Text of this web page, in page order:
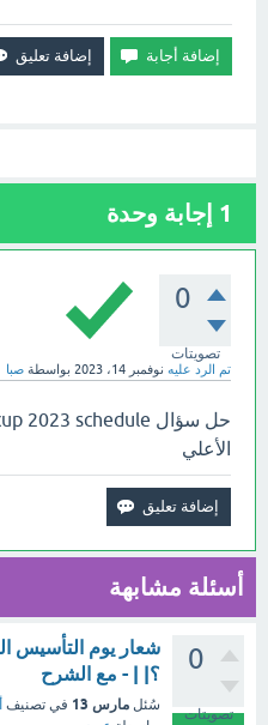
1 إجابة وحدة
0
تصويتات
تم الرد عليه نوفمبر 14، 2023 بواسطة صبا
الأعلي
أسئلة مشابهة
0
تصويتات
؟| | - مع الشرح
سُئل مارس 13 في تصنيف